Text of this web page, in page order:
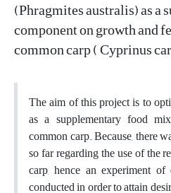
(Phragmites australis) as a
component on growth and
common carp ( Cyprinus
The aim of this project is to
as a supplementary food
common carp. Because, there
so far regarding the use of the
carp, hence an experiment
conducted in order to attain